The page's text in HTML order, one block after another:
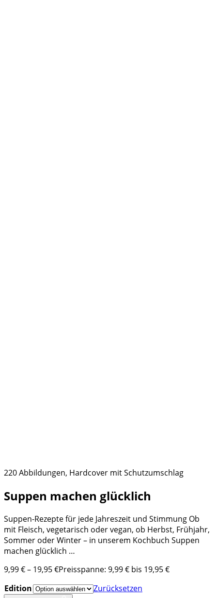
220 Abbildungen, Hardcover mit Schutzumschlag
Suppen machen glücklich
Suppen-Rezepte für jede Jahreszeit und Stimmung Ob
mit Fleisch, vegetarisch oder vegan, ob Herbst, Frühjahr,
Sommer oder Winter – in unserem Kochbuch Suppen
machen glücklich …
9,99€– 19,95€Preisspanne: 9,99 € bis 19,95 €
Edition
Zurücksetzen